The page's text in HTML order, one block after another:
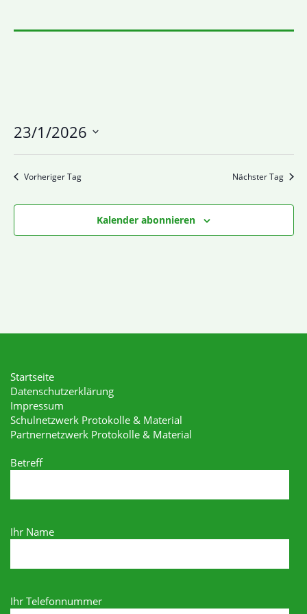
23/1/2026
Datum
Vorheriger Tag Nächster Tag
Kalender abonnieren
Startseite
Datenschutzerklärung
Impressum
Schulnetzwerk Protokolle & Material
Partnernetzwerk Protokolle & Material
Betreff
Ihr Name
Ihr Telefonnummer